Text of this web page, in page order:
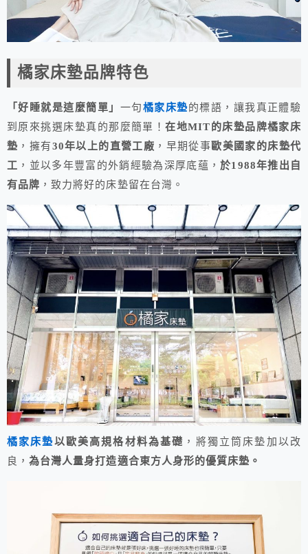
橘家床墊品牌特色
「好睡就是這麼簡單」 一句橘家床墊的標語，讓我真正體驗
到原來挑選床墊真的那麼簡單！在地MIT的床墊品牌橘家床
墊 ，擁有30年以上的直營工廠 ，早期從事歐美國家的床墊代
工 ，並以多年豐富的外銷經驗為深厚底蘊，於1988年推出自
有品牌 ，致力將好的床墊留在台灣。
橘家床墊以歐美高規格材料為基礎 ，將獨立筒床墊加以改
良，為台灣人量身打造適合東方人身形的優質床墊。